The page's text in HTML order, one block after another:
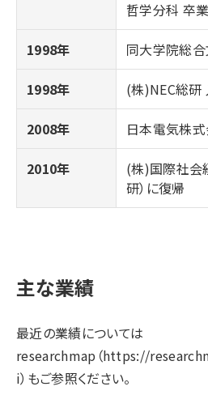
哲学分科 卒業
1998年 同大学院総
1998年 (株)NEC総研
2008年 日本電気株
2010年
(株)国際社会
研）に復帰
主な業績
最近の業績については
researchmap（https://
i）もご参照ください。